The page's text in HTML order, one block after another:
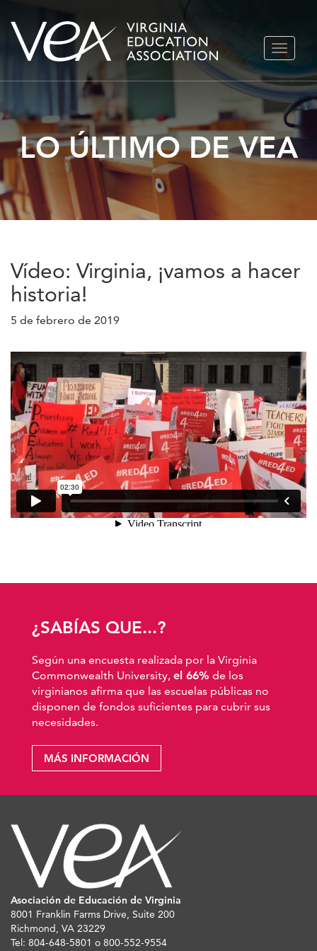
Ir
LO ÚLTIMO DE VEA
Vídeo: Virginia, ¡vamos a hacer
historia!
5 de febrero de 2019
¿SABÍAS QUE...?
Según una encuesta realizada por la Virginia
Commonwealth University, el 66% de los
virginianos afirma que las escuelas públicas no
disponen de fondos suficientes para cubrir sus
necesidades.
MÁS INFORMACIÓN
Asociación de Educación de Virginia
8001 Franklin Farms Drive, Suite 200
Richmond, VA 23229
Tel: 804-648-5801 o 800-552-9554